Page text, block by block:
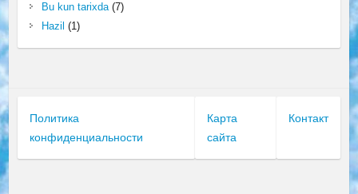
Bu kun tarixda(7)
Hazil (1)
Политика
конфиденциальности
Карта
сайта
Контакт